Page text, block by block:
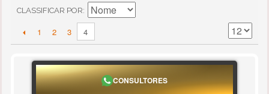
CLASSIFICAR POR
1 2 3 4
CONSULTORES